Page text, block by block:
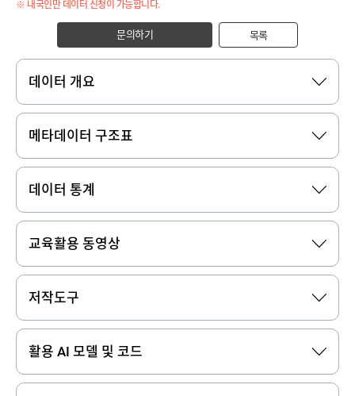
※ 내국인만 데이터 신청이 가능합니다.
문의하기 목록
데이터 개요
메타데이터 구조표
데이터 통계
교육활용 동영상
저작도구
활용 AI 모델 및 코드